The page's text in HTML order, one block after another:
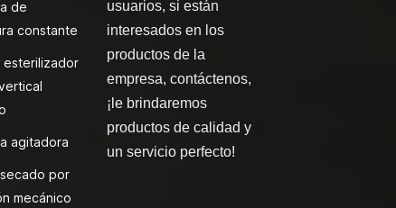
de
constante
esterilizador
agitadora
por
mecánico
usuarios, si están
interesados en los
productos de la
empresa, contáctenos,
¡le brindaremos
productos de calidad y
un servicio perfecto!